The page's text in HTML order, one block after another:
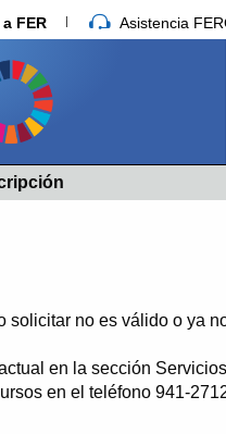
FER Asistencia
solicitar no es válido o ya
en la sección
en el teléfono 941-